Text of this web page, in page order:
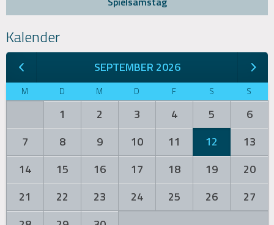
Kalender
SEPTEMBER 2026
M D M D F S S
1 2 3 4 5
6
7
8 9 10 11 12
13
14
15 16 17 18 19
20
21
22 23 24 25 26
27